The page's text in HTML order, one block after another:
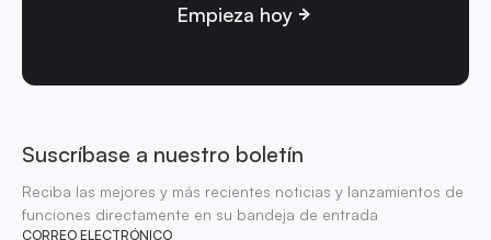
Empieza hoy
Suscríbase a nuestro boletín
Reciba las mejores y más recientes noticias y lanzamientos de
funciones directamente en su bandeja de entrada
CORREO ELECTRÓNICO